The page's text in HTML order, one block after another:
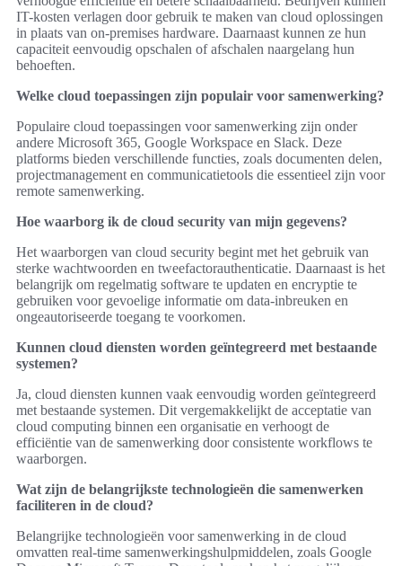
IT-kosten verlagen door gebruik te maken van cloud oplossingen
in plaats van on-premises hardware. Daarnaast kunnen ze hun
capaciteit eenvoudig opschalen of afschalen naargelang hun
behoeften.
Welke cloud toepassingen zijn populair voor samenwerking?
Populaire cloud toepassingen voor samenwerking zijn onder
andere Microsoft 365, Google Workspace en Slack. Deze
platforms bieden verschillende functies, zoals documenten delen,
projectmanagement en communicatietools die essentieel zijn voor
remote samenwerking.
Hoe waarborg ik de cloud security van mijn gegevens?
Het waarborgen van cloud security begint met het gebruik van
sterke wachtwoorden en tweefactorauthenticatie. Daarnaast is het
belangrijk om regelmatig software te updaten en encryptie te
gebruiken voor gevoelige informatie om data-inbreuken en
ongeautoriseerde toegang te voorkomen.
Kunnen cloud diensten worden geïntegreerd met bestaande
systemen?
Ja, cloud diensten kunnen vaak eenvoudig worden geïntegreerd
met bestaande systemen. Dit vergemakkelijkt de acceptatie van
cloud computing binnen een organisatie en verhoogt de
efficiëntie van de samenwerking door consistente workflows te
waarborgen.
Wat zijn de belangrijkste technologieën die samenwerken
faciliteren in de cloud?
Belangrijke technologieën voor samenwerking in de cloud
omvatten real-time samenwerkingshulpmiddelen, zoals Google